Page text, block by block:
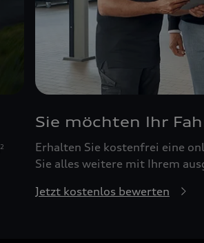
2
Sie möchten Ihr
Erhalten Sie kostenfrei eine
Sie alles weitere mit Ihrem
Jetzt kostenlos bewerten